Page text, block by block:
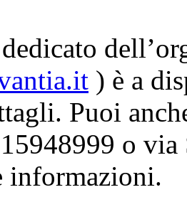
) è a
Puoi
o via
informazioni.